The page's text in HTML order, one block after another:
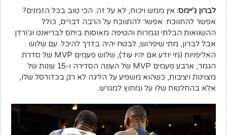
לברון ג'יימס: אין ממש ויכוח, לא על זה. הכי טוב בכל הזמנים?
אפשר להתווכח. אפשר להתווכח על הרבה דברים, כולל
ההשוואות הבלתי נגמרות והטיפה מאוסות ביחס לבריאנט וג'ורדן.
אבל לברון, מתי שיפרוש, לבטח יהיה בדרך להיכל. עם שלוש
האליפויות (מי יודע אם יהיו עוד), שלוש פעמים MVP של סדרת
הגמר, ארבע פעמים MVP של העונה הסדירה ו-15 עונות של
מצוינות ויציבות, כשהוא משפיע על הליגה לא רק בכדורסל שלו,
אלא בהחלטות שלו על ומחוץ למגרש.